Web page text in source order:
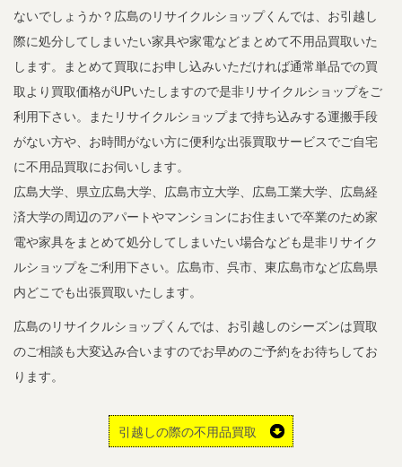
ないでしょうか？広島のリサイクルショップくんでは、お引越し
際に処分してしまいたい家具や家電などまとめて不用品買取いた
します。まとめて買取にお申し込みいただければ通常単品での買
取より買取価格がUPいたしますので是非リサイクルショップをご
利用下さい。またリサイクルショップまで持ち込みする運搬手段
がない方や、お時間がない方に便利な出張買取サービスでご自宅
に不用品買取にお伺いします。
広島大学、県立広島大学、広島市立大学、広島工業大学、広島経
済大学の周辺のアパートやマンションにお住まいで卒業のため家
電や家具をまとめて処分してしまいたい場合なども是非リサイク
ルショップをご利用下さい。広島市、呉市、東広島市など広島県
内どこでも出張買取いたします。
広島のリサイクルショップくんでは、お引越しのシーズンは買取
のご相談も大変込み合いますのでお早めのご予約をお待ちしてお
ります。
引越しの際の不用品買取